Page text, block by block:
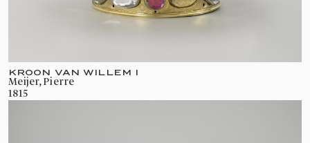
KROON VAN WILLEM I
Meijer, Pierre
1815